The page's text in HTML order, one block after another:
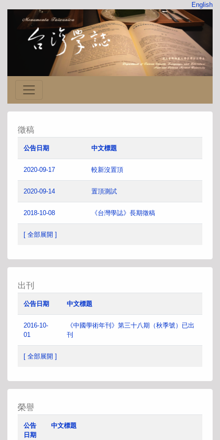
English
徵稿
公告日期 中文標題
2020-09-17 較新沒置頂
2020-09-14 置頂測試
2018-10-08 《台灣學誌》長期徵稿
[ 全部展開 ]
出刊
公告日期 中文標題
2016-10-
01
《中國學術年刊》第三十八期（秋季號）已出
刊
[ 全部展開 ]
榮譽
公告
日期
中文標題